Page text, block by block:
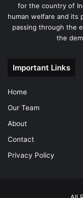
for the country of
human welfare and its
passing through the
the
Important Links
Home
Our Team
About
Contact
Privacy Policy